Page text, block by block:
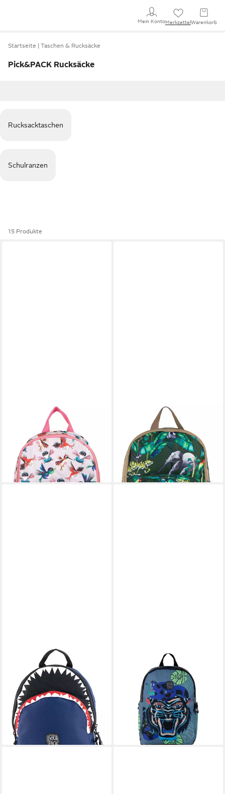
Mein KontoMerkzettel Warenkorb
Startseite Taschen & Rucksäcke
Pick&PACK Rucksäcke
Rucksacktaschen
Schulranzen
15 Produkte
Rucksack Birds
ab 39,95 €
lieferbar - in 2-3 Werktagen bei dir
Rucksack Happy Jungle
ab 33,96 € UVP39,95 €
-15%
lieferbar - in 2-3 Werktagen bei dir
Rucksack Shark Shape
39,95 €
lieferbar - in 2-3 Werktagen bei dir
Schulranzen Schulranzen M
Dangerous Cat Jeans Blue (1
Stück), ergonomisch, ab 5-6
Jahren
29,99 € UVP49,95 €
lieferbar - in 2-3 Werktagen bei dir